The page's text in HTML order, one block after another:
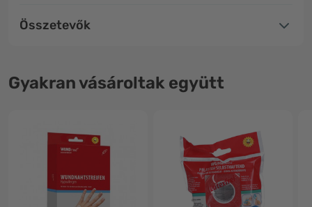
Összetevők
Gyakran vásároltak együtt